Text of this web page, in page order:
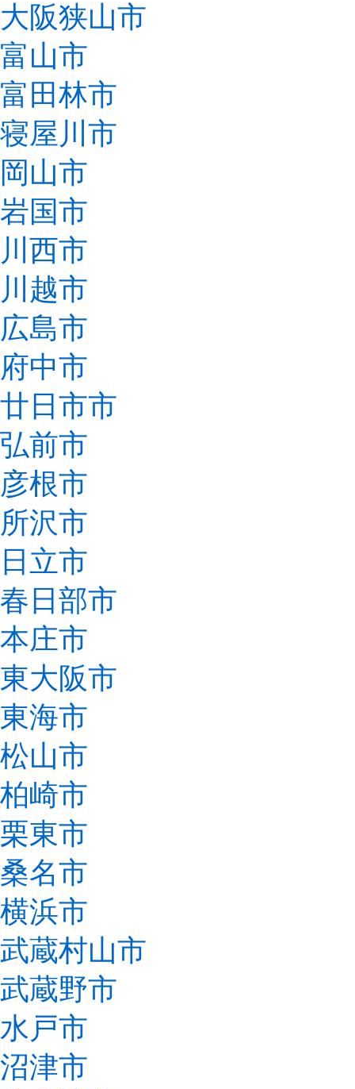
大阪狭山市
富山市
富田林市
寝屋川市
岡山市
岩国市
川西市
川越市
広島市
府中市
廿日市市
弘前市
彦根市
所沢市
日立市
春日部市
本庄市
東大阪市
東海市
松山市
柏崎市
栗東市
桑名市
横浜市
武蔵村山市
武蔵野市
水戸市
沼津市